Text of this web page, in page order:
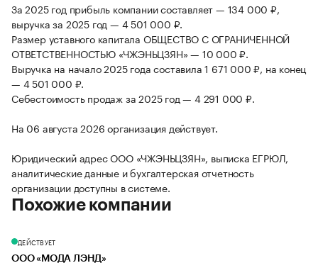
За 2025 год прибыль компании составляет — 134 000 ₽,
выручка за 2025 год — 4 501 000 ₽.
Размер уставного капитала ОБЩЕСТВО С ОГРАНИЧЕННОЙ
ОТВЕТСТВЕННОСТЬЮ «ЧЖЭНЬЦЗЯН» — 10 000 ₽.
Выручка на начало 2025 года составила 1 671 000 ₽, на конец
— 4 501 000 ₽.
Себестоимость продаж за 2025 год — 4 291 000 ₽.
На 06 августа 2026 организация действует.
Юридический адрес ООО «ЧЖЭНЬЦЗЯН», выписка ЕГРЮЛ,
аналитические данные и бухгалтерская отчетность
организации доступны в системе.
Похожие компании
ДЕЙСТВУЕТ
ООО «МОДА ЛЭНД»